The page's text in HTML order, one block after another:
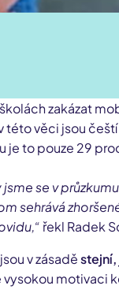
zakázat
této věci jsou
je to pouze 29
se v
sehrává
řekl Radek
v zásaděstejní,
motivaci